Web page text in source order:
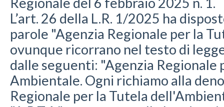
L’art. 26 della L.R. 1/2025 ha
parole "Agenzia Regionale per la
ovunque ricorrano nel testo di
dalle seguenti: "Agenzia Regionale
Ambientale. Ogni richiamo alla
Regionale per la Tutela